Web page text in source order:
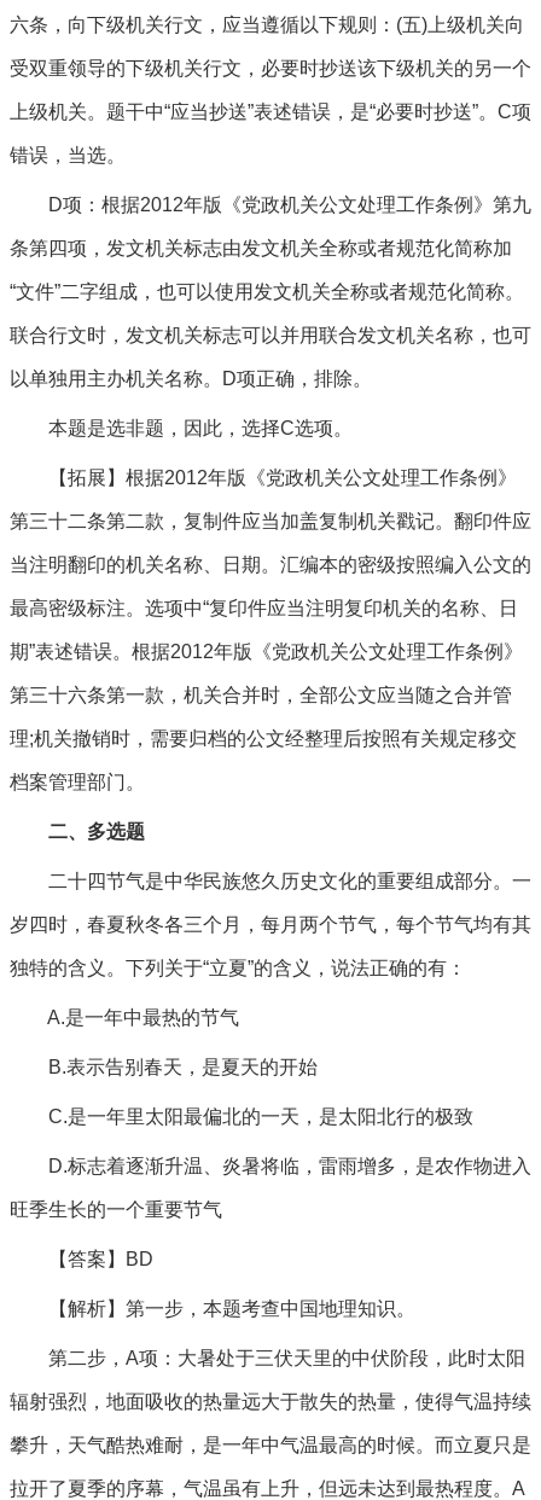
六条，向下级机关行文，应当遵循以下规则：(五)上级机关向
受双重领导的下级机关行文，必要时抄送该下级机关的另一个
上级机关。题干中“应当抄送”表述错误，是“必要时抄送”。C项
错误，当选。
D项：根据2012年版《党政机关公文处理工作条例》第九
条第四项，发文机关标志由发文机关全称或者规范化简称加
“文件”二字组成，也可以使用发文机关全称或者规范化简称。
联合行文时，发文机关标志可以并用联合发文机关名称，也可
以单独用主办机关名称。D项正确，排除。
本题是选非题，因此，选择C选项。
【拓展】根据2012年版《党政机关公文处理工作条例》
第三十二条第二款，复制件应当加盖复制机关戳记。翻印件应
当注明翻印的机关名称、日期。汇编本的密级按照编入公文的
最高密级标注。选项中“复印件应当注明复印机关的名称、日
期”表述错误。根据2012年版《党政机关公文处理工作条例》
第三十六条第一款，机关合并时，全部公文应当随之合并管
理;机关撤销时，需要归档的公文经整理后按照有关规定移交
档案管理部门。
二、多选题
二十四节气是中华民族悠久历史文化的重要组成部分。一
岁四时，春夏秋冬各三个月，每月两个节气，每个节气均有其
独特的含义。下列关于“立夏”的含义，说法正确的有：
A.是一年中最热的节气
B.表示告别春天，是夏天的开始
C.是一年里太阳最偏北的一天，是太阳北行的极致
D.标志着逐渐升温、炎暑将临，雷雨增多，是农作物进入
旺季生长的一个重要节气
【答案】BD
【解析】第一步，本题考查中国地理知识。
第二步，A项：大暑处于三伏天里的中伏阶段，此时太阳
辐射强烈，地面吸收的热量远大于散失的热量，使得气温持续
攀升，天气酷热难耐，是一年中气温最高的时候。而立夏只是
拉开了夏季的序幕，气温虽有上升，但远未达到最热程度。A